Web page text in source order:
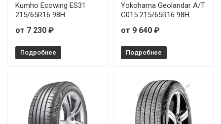
Kumho Ecowing ES31
215/65R16 98H
от 7 230 ₽
Подробнее
Yokohama Geolandar A/T
G015 215/65R16 98H
от 9 640 ₽
Подробнее